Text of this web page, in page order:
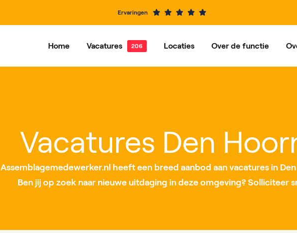
Ervaringen
Home Vacatures Locaties
Roosendaal Nieuwegein
Over de functie
Vacatures Den
Assemblagemedewerker.nl heeft een breed aanbod aan vacatures in
Ben jij op zoek naar nieuwe uitdaging in deze omgeving? Solliciteer